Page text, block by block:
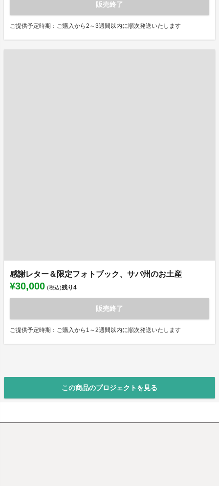
販売終了
ご提供予定時期：ご購入から2～3週間以内に順次発送いたします
感謝レター＆限定フォトブック、サバ州のお土産
¥30,000 (税込)残り4
販売終了
ご提供予定時期：ご購入から1～2週間以内に順次発送いたします
この商品のプロジェクトを見る